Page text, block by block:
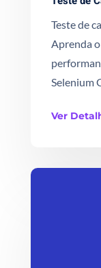
Teste de
Aprenda
Selenium
Ver